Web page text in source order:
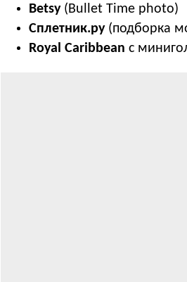
Betsy (Bullet Time photo)
Сплетник.ру(подборка
Royal Caribbean с